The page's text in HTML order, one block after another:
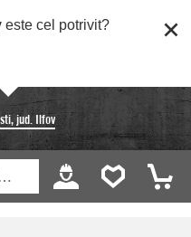
este cel potrivit?
jud. Ilfov